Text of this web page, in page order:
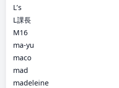
L’s
L課長
M16
ma-yu
maco
mad
madeleine